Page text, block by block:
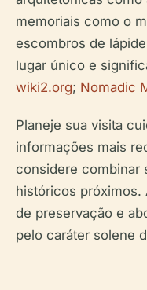
memoriais como o
escombros de
lugar único e
wiki2.org; Nomadic
Planeje sua visita
informações mais
considere combinar
históricos
de preservação e
pelo caráter solene